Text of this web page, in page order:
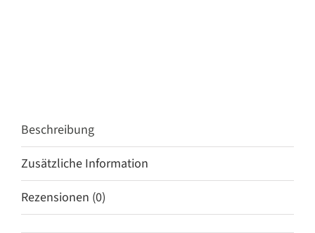
Beschreibung
Zusätzliche Information
Rezensionen (0)